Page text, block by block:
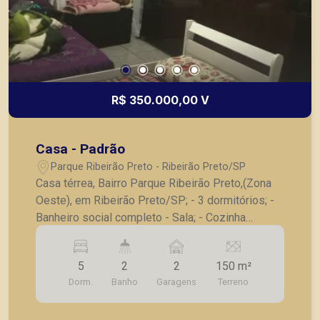
R$ 350.000,00 V
Casa - Padrão
Parque Ribeirão Preto - Ribeirão Preto/SP
Casa térrea, Bairro Parque Ribeirão Preto,(Zona
Oeste), em Ribeirão Preto/SP; - 3 dormitórios; -
Banheiro social completo - Sala; - Cozinha
planejada; - Área de serviço. -Casa piso superior:
- 2 dormitórios; - Banheiro social; - Sala; -
Cozinha; - Área de serviço; - Acesso da casa
superior pelo corredor. A Piramid tem como
objetivo atender seus clientes com agilidade e
5
Dorm.
2
Banho
2
Garagens
150 m²
Terreno